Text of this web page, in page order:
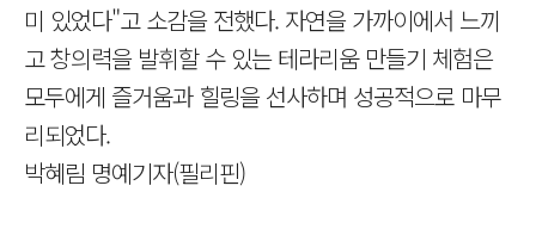
미 있었다"고 소감을 전했다. 자연을 가까이에서 느끼
고 창의력을 발휘할 수 있는 테라리움 만들기 체험은
모두에게 즐거움과 힐링을 선사하며 성공적으로 마무
리되었다.
박혜림 명예기자(필리핀)